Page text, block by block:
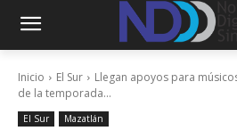
Inicio El Sur
Llegan apoyos para
de la temporada...
El Sur Mazatlán